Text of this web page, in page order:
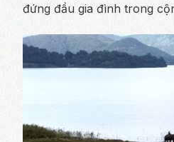
đứng đầu gia đình trong